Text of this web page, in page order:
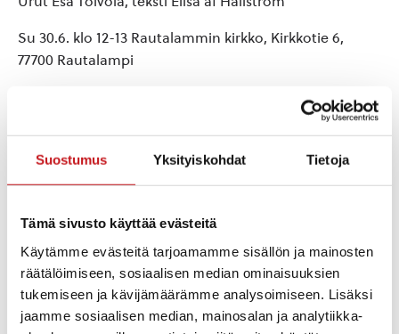
Suostumus Yksityiskohdat Tietoja
Tämä sivusto käyttää evästeitä
Käytämme evästeitä tarjoamamme sisällön ja mainosten
räätälöimiseen, sosiaalisen median ominaisuuksien
tukemiseen ja kävijämäärämme analysoimiseen. Lisäksi
jaamme sosiaalisen median, mainosalan ja analytiikka-
Su 30.6. klo 12-13 Rautalammin kirkko, Kirkkotie 6,
77700 Rautalampi
Ohjelmamaksu 20 €, ennakkoon 15 € Arttelista,
Rautalammin runotapahtumassa ensi kertaa
heidän kirjeenvaihtoonsa sekä runoihin, ja tulkitsee
parin syvää yhteyttä 1900-luvun alun vuosikymmeninä.
Olennainen osa esitystä on Esa Toivolan uruilla
soittama aikalaismusiikki. Mukana on muun muassa
Armas Maasalon, Leevi Madetojan, Oskar Merikannon